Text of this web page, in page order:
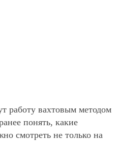
работу вахтовым методом
понять, какие
смотреть не только на